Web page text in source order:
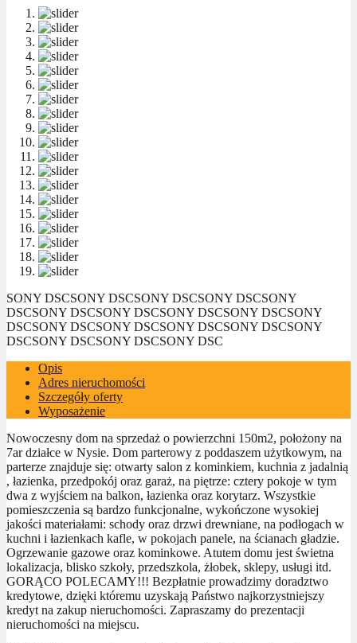
SONY DSCSONY DSCSONY DSCSONY DSCSONY
DSCSONY DSCSONY DSCSONY DSCSONY DSCSONY
DSCSONY DSCSONY DSCSONY DSCSONY DSCSONY
DSCSONY DSCSONY DSCSONY DSC
Opis
Adres nieruchomości
Szczegóły oferty
Wyposażenie
Nowoczesny dom na sprzedaż o powierzchni 150m2, położony na
7ar działce w Nysie. Dom parterowy z poddaszem użytkowym, na
parterze znajduje się: otwarty salon z kominkiem, kuchnia z jadalnią
, łazienka, przedpokój oraz garaż, na piętrze: cztery pokoje w tym
dwa z wyjściem na balkon, łazienka oraz korytarz. Wszystkie
pomieszczenia są bardzo funkcjonalne, wykończone wysokiej
jakości materiałami: schody oraz drzwi drewniane, na podłogach w
kuchni i łazienkach kafle, w pokojach panele, na ścianach gładzie.
Ogrzewanie gazowe oraz kominkowe. Atutem domu jest świetna
lokalizacja, blisko szkoły, przedszkola, żłobek, sklepy, usługi itd.
GORĄCO POLECAMY!!! Bezpłatnie prowadzimy doradztwo
kredytowe, dzięki któremu uzyskają Państwo najkorzystniejszy
kredyt na zakup nieruchomości. Zapraszamy do prezentacji
nieruchomości na miejscu.